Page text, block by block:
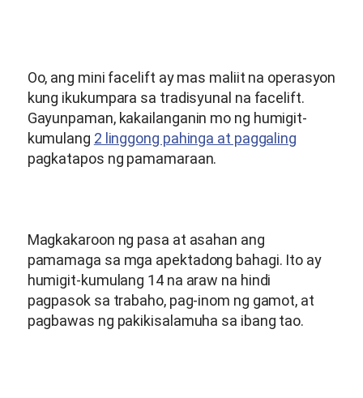
Oo, ang mini facelift ay mas maliit na operasyon
kung ikukumpara sa tradisyunal na facelift.
Gayunpaman, kakailanganin mo ng humigit-
kumulang 2 linggong pahinga at paggaling
pagkatapos ng pamamaraan.
Magkakaroon ng pasa at asahan ang
pamamaga sa mga apektadong bahagi. Ito ay
humigit-kumulang 14 na araw na hindi
pagpasok sa trabaho, pag-inom ng gamot, at
pagbawas ng pakikisalamuha sa ibang tao.